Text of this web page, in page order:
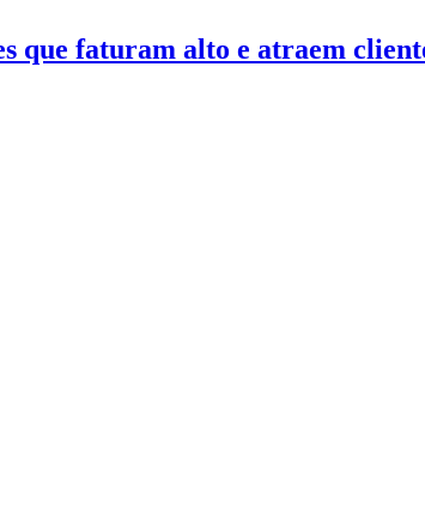
que faturam alto e atraem